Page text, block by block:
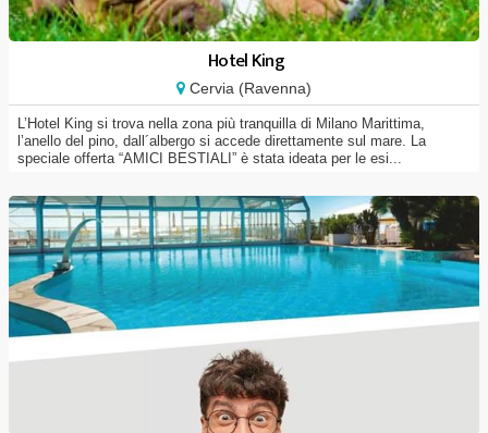
Hotel King
Cervia (Ravenna)
L’Hotel King si trova nella zona più tranquilla di Milano Marittima,
l’anello del pino, dall´albergo si accede direttamente sul mare. La
speciale offerta “AMICI BESTIALI” è stata ideata per le esi...